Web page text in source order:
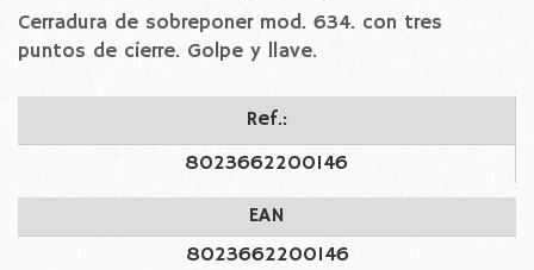
Cerradura de sobreponer mod. 634. con tres
puntos de cierre. Golpe y llave.
Ref.:
8023662200146
EAN
8023662200146